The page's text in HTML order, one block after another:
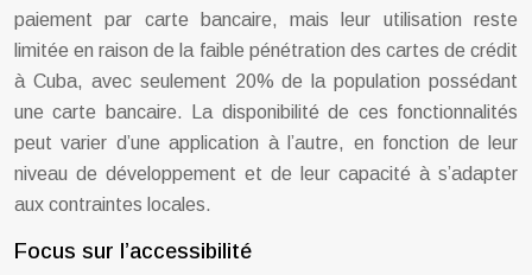
paiement par carte bancaire, mais leur utilisation reste
limitée en raison de la faible pénétration des cartes de crédit
à Cuba, avec seulement 20% de la population possédant
une carte bancaire. La disponibilité de ces fonctionnalités
peut varier d’une application à l’autre, en fonction de leur
niveau de développement et de leur capacité à s’adapter
aux contraintes locales.
Focus sur l’accessibilité